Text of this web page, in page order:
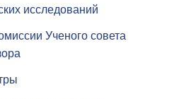
исследований
Ученого совета